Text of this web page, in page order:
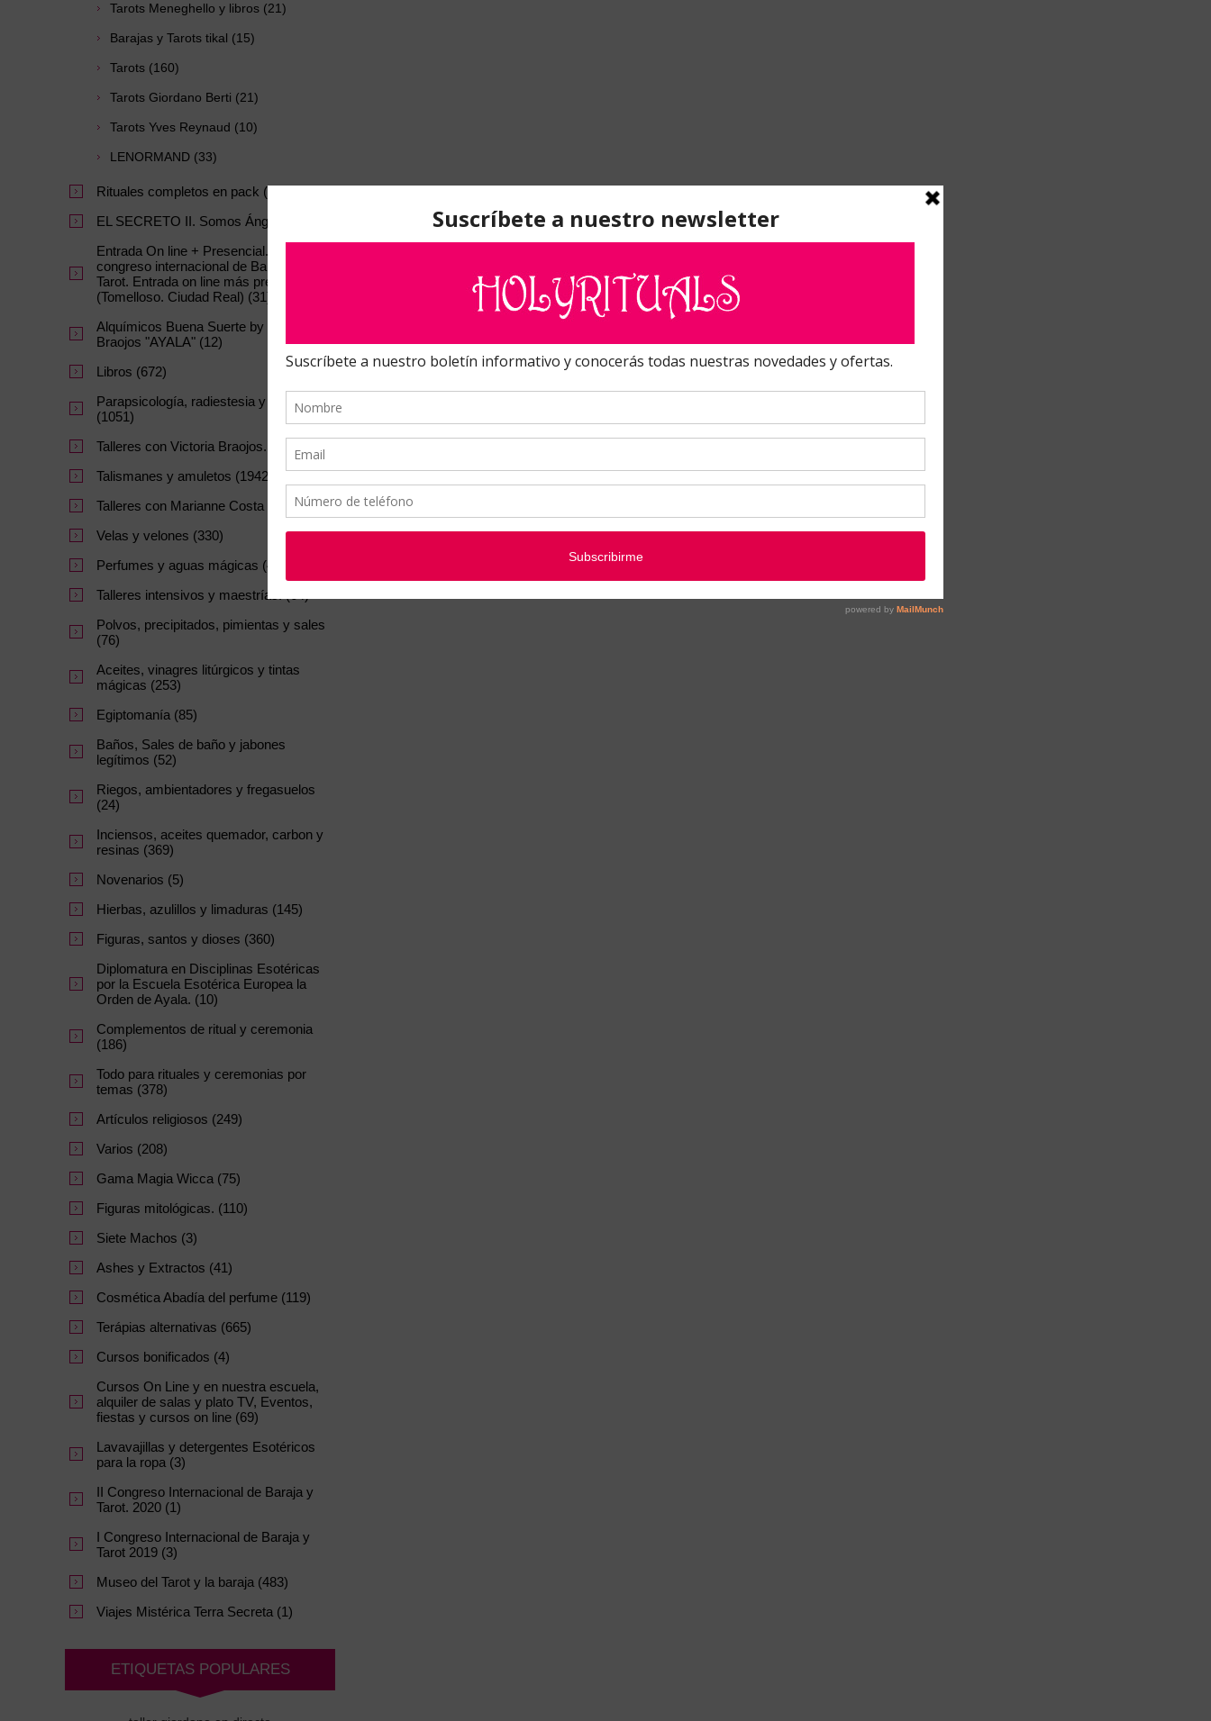
Tarots Meneghello y libros (21)
Barajas y Tarots tikal (15)
Tarots (160)
Tarots Giordano Berti (21)
Tarots Yves Reynaud (10)
LENORMAND (33)
Rituales completos en pack (42)
EL SECRETO II. Somos Ángeles. (4)
Entrada On line + Presencial. III
congreso internacional de Baraja y
Tarot. Entrada on line más presencial
(Tomelloso. Ciudad Real) (31)
Alquímicos Buena Suerte by Victoria
Braojos "AYALA" (12)
Libros (672)
Parapsicología, radiestesia y Minerales
(1051)
Talleres con Victoria Braojos. (10)
Talismanes y amuletos (1942)
Talleres con Marianne Costa (27)
Velas y velones (330)
Perfumes y aguas mágicas (47)
Talleres intensivos y maestrías. (64)
Polvos, precipitados, pimientas y sales
(76)
Aceites, vinagres litúrgicos y tintas
mágicas (253)
Egiptomanía (85)
Baños, Sales de baño y jabones
legítimos (52)
Riegos, ambientadores y fregasuelos
(24)
Inciensos, aceites quemador, carbon y
resinas (369)
Novenarios (5)
Hierbas, azulillos y limaduras (145)
Figuras, santos y dioses (360)
Diplomatura en Disciplinas Esotéricas
por la Escuela Esotérica Europea la
Orden de Ayala. (10)
Complementos de ritual y ceremonia
(186)
Todo para rituales y ceremonias por
temas (378)
Artículos religiosos (249)
Varios (208)
Gama Magia Wicca (75)
Figuras mitológicas. (110)
Siete Machos (3)
Ashes y Extractos (41)
Cosmética Abadía del perfume (119)
Terápias alternativas (665)
Cursos bonificados (4)
Cursos On Line y en nuestra escuela,
alquiler de salas y plato TV, Eventos,
fiestas y cursos on line (69)
Lavavajillas y detergentes Esotéricos
para la ropa (3)
II Congreso Internacional de Baraja y
Tarot. 2020 (1)
I Congreso Internacional de Baraja y
Tarot 2019 (3)
Museo del Tarot y la baraja (483)
Viajes Mistérica Terra Secreta (1)
ETIQUETAS POPULARES